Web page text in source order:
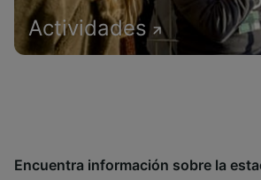
Actividades
Encuentra información sobre la